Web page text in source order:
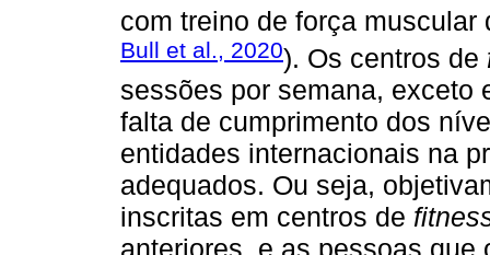
com treino de força
Bull et al., 2020). Os centros de
sessões por semana, exceto
falta de cumprimento dos
entidades internacionais na
adequados. Ou seja,
inscritas em centros de
anteriores, e as pessoas que